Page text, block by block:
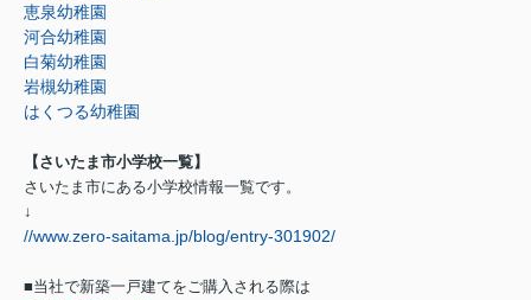
恵泉幼稚園
河合幼稚園
白菊幼稚園
岩槻幼稚園
はくつる幼稚園
【さいたま市小学校一覧】
さいたま市にある小学校情報一覧です。
↓
//www.zero-saitama.jp/blog/entry-301902/
■当社で新築一戸建てをご購入される際は